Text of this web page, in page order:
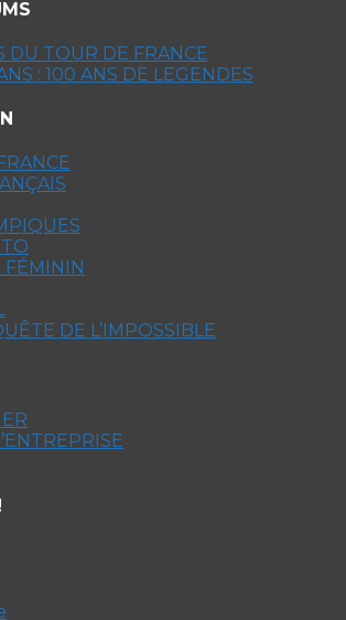
DU TOUR DE FRANCE
: 100 ANS DE LEGENDES
FÉMININ
DE L’IMPOSSIBLE